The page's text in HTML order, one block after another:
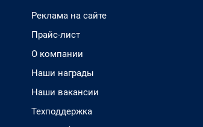
Реклама на сайте
Прайс-лист
О компании
Наши награды
Наши вакансии
Техподдержка